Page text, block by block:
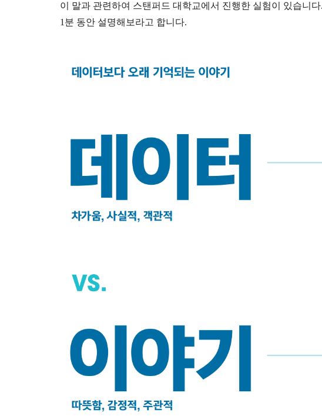
이 말과 관련하여 스탠퍼드 대학교에서 진행한 실험이 있습니
1분 동안 설명해보라고 합니다.